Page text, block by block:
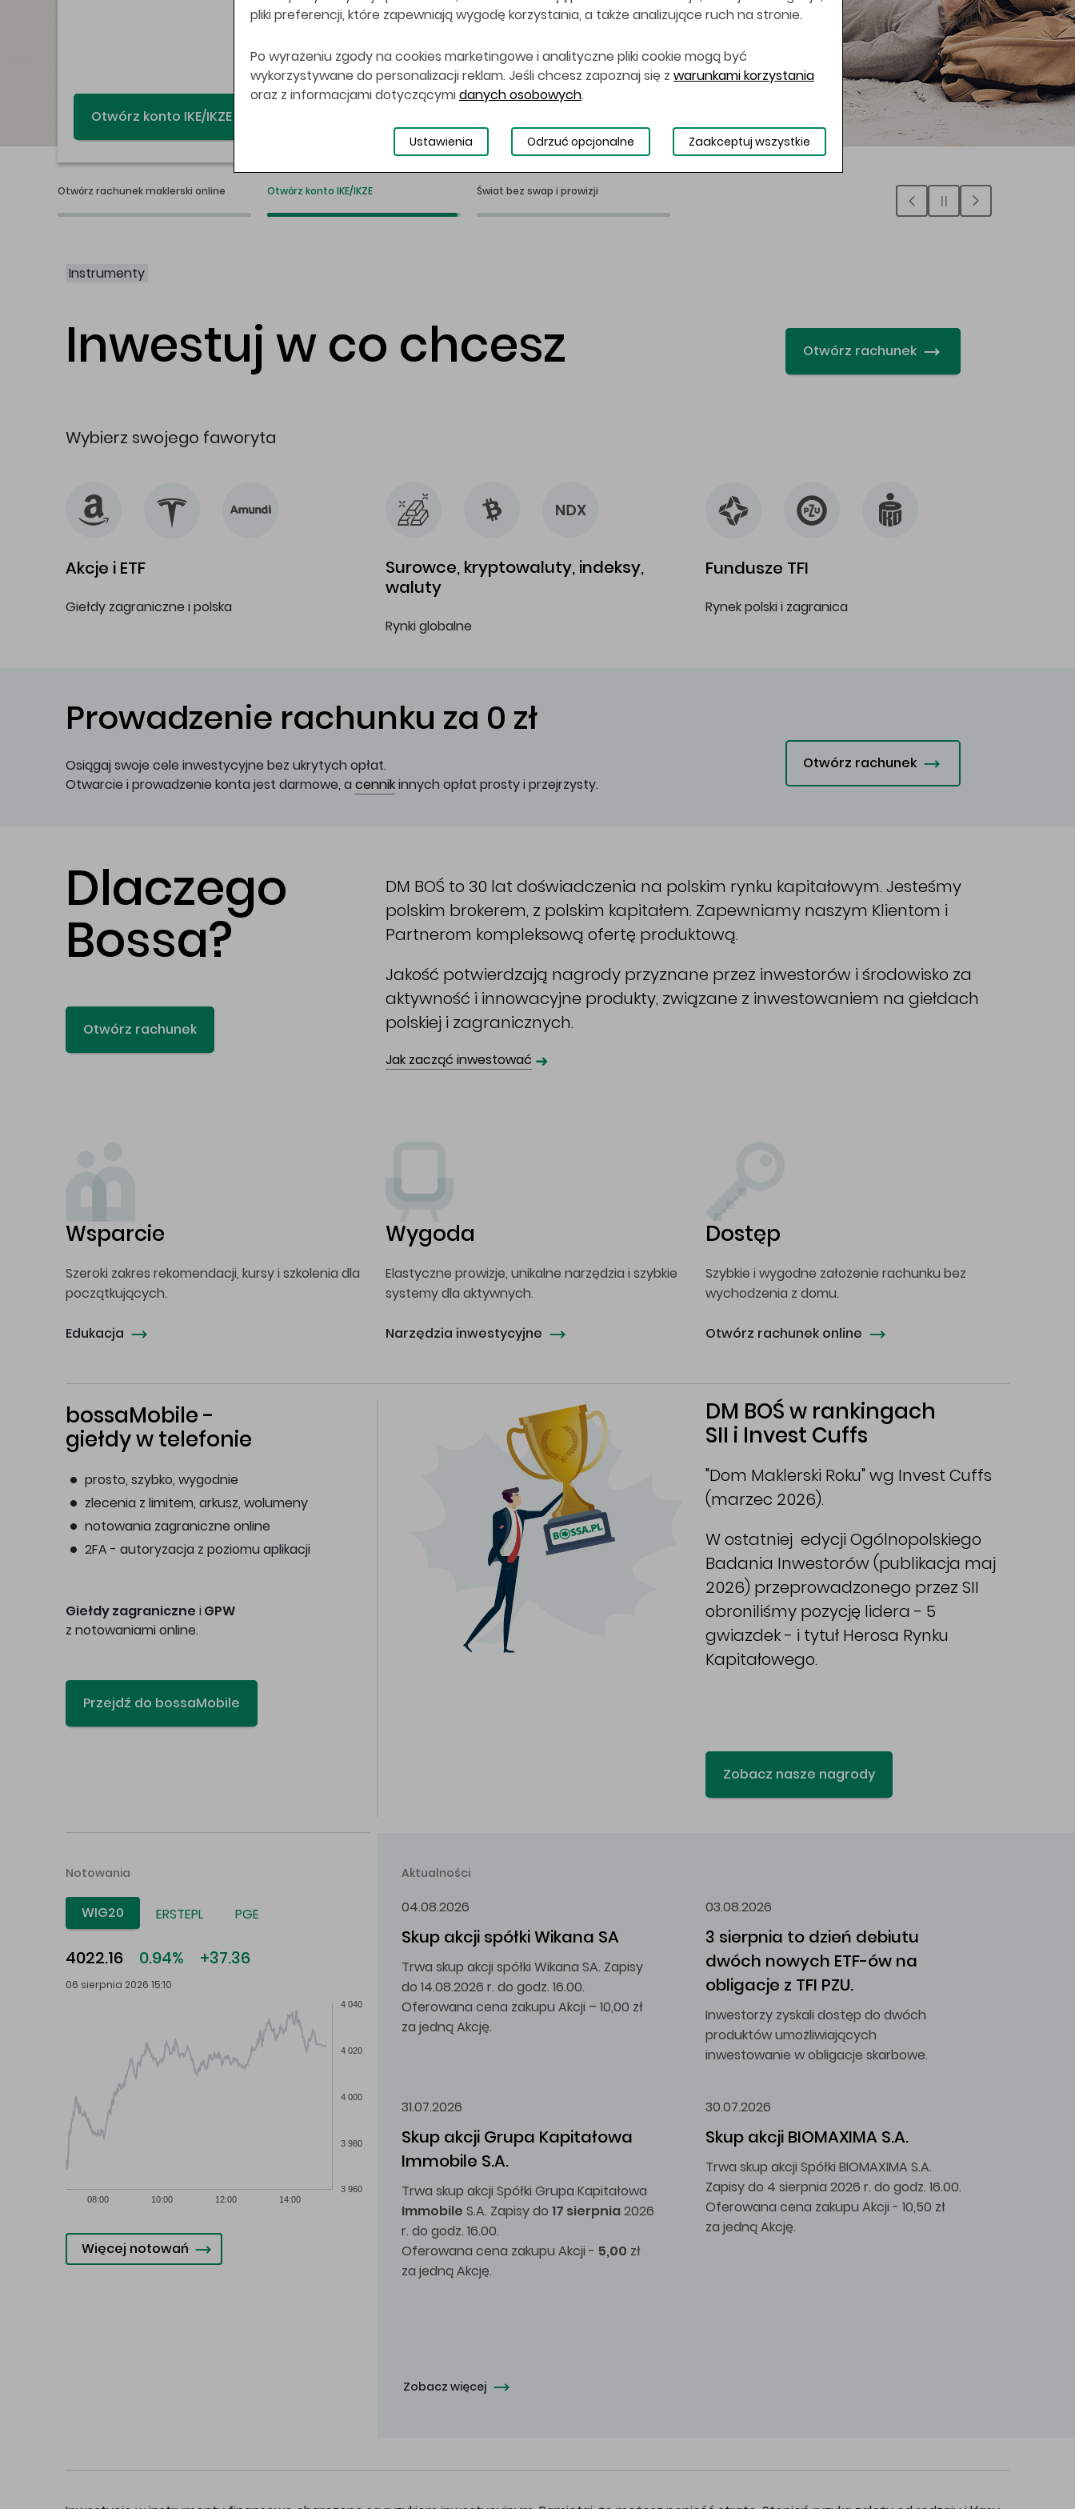
Świat bez swap
Otwórz rachunek maklerski online Otwórz konto IKE/IKZE Świat bez swap i prowizji
Instrumenty
Inwestuj w co chcesz Otwórz rachunek
Wybierz swojego faworyta
Akcje i ETF
Giełdy zagraniczne i polska
Surowce, kryptowaluty, indeksy,
waluty
Rynki globalne
Fundusze TFI
Rynek polski i zagranica
Prowadzenie rachunku za 0 zł
Osiągaj swoje cele inwestycyjne bez ukrytych opłat.
Otwarcie i prowadzenie konta jest darmowe, a cennikinnych opłat prosty i przejrzysty.
Otwórz rachunek
Dlaczego
Bossa?
Otwórz rachunek
DM BOŚ to 30 lat doświadczenia na polskim rynku kapitałowym. Jesteśmy
polskim brokerem, z polskim kapitałem. Zapewniamy naszym Klientom i
Partnerom kompleksową ofertę produktową.
Jakość potwierdzają nagrody przyznane przez inwestorów i środowisko za
aktywność i innowacyjne produkty, związane z inwestowaniem na giełdach
polskiej i zagranicznych.
Jak zacząć inwestować ➜
Wsparcie
Szeroki zakres rekomendacji, kursy i szkolenia dla
początkujących.
Edukacja
Wygoda
Elastyczne prowizje, unikalne narzędzia i szybkie
systemy dla aktywnych.
Narzędzia inwestycyjne
Dostęp
Szybkie i wygodne założenie rachunku bez
wychodzenia z domu.
Otwórz rachunek online
bossaMobile -
giełdy w telefonie
prosto, szybko, wygodnie
zlecenia z limitem, arkusz, wolumeny
notowania zagraniczne online
2FA - autoryzacja z poziomu aplikacji
Giełdy zagraniczne i GPW
z notowaniami online.
Przejdź do bossaMobile
DM BOŚ w rankingach
SII i Invest Cuffs
"Dom Maklerski Roku" wg Invest Cuffs
(marzec 2026).
W ostatniej edycji Ogólnopolskiego
Badania Inwestorów (publikacja maj
2026) przeprowadzonego przez SII
obroniliśmy pozycję lidera - 5
gwiazdek - i tytuł Herosa Rynku
Kapitałowego.
Zobacz nasze nagrody
Notowania
WIG20 ERSTEPL PGE
4022.16 0.94% +37.36
06 sierpnia 2026 15:10
08:00 10:00 12:00 14:00
3 960
3 980
4 000
4 020
4 040
Więcej notowań
Aktualności
04.08.2026
Skup akcji spółki Wikana SA
Trwa skup akcji spółki Wikana SA. Zapisy
do 14.08.2026 r. do godz. 16.00.
Oferowana cena zakupu Akcji – 10,00 zł
za jedną Akcję.
03.08.2026
3 sierpnia to dzień debiutu
dwóch nowych ETF-ów na
obligacje z TFI PZU.
Inwestorzy zyskali dostęp do dwóch
produktów umożliwiających
inwestowanie w obligacje skarbowe.
31.07.2026
Skup akcji Grupa Kapitałowa
Immobile S.A.
Trwa skup akcji Spółki Grupa Kapitałowa
Immobile S.A. Zapisy do 17 sierpnia2026
r. do godz. 16.00.
Oferowana cena zakupu Akcji - 5,00 zł
za jedną Akcję.
30.07.2026
Skup akcji BIOMAXIMA S.A.
Trwa skup akcji Spółki BIOMAXIMA S.A.
Zapisy do 4 sierpnia 2026 r. do godz. 16.00.
Oferowana cena zakupu Akcji - 10,50 zł
za jedną Akcję.
Zobacz więcej
pliki preferencji, które zapewniają wygodę korzystania, a także analizujące ruch na stronie.
Po wyrażeniu zgody na cookies marketingowe i analityczne pliki cookie mogą być
wykorzystywane do personalizacji reklam. Jeśli chcesz zapoznaj się z warunkami korzystania
oraz z informacjami dotyczącymidanych osobowych.
Ustawienia Odrzuć opcjonalne Zaakceptuj wszystkie